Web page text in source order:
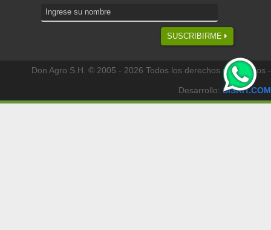
SUSCRIBIRME
Don Agro S.H. © 2005 - 2026 Todos los derechos reservados -
Desarrollo: SISKIT.COM